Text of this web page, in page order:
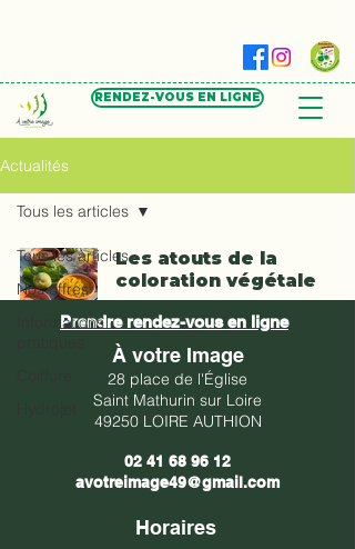
RENDEZ-VOUS EN LIGNE
Actualités
Tous les articles
Nos offres
Informations
Tous les articles
Les atouts de la
coloration végétale
3 min de lecture
Prendre rendez-vous en ligne
À votre Image
28 place de l'Église
Saint Mathurin sur Loire
49250 LOIRE AUTHION
02 41 68 96 12
avotreimage49@gmail.com
Horaires